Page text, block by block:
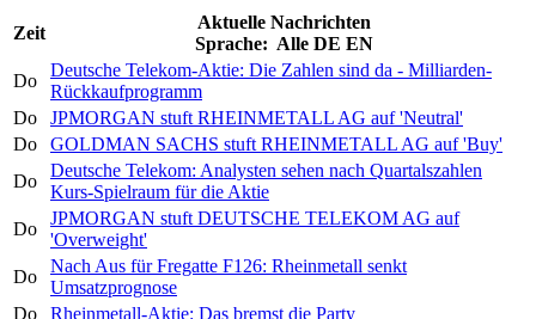
Zeit
Aktuelle Nachrichten
Sprache: Alle DE EN
Do
Deutsche Telekom-Aktie: Die Zahlen sind da - Milliarden-
Rückkaufprogramm
Do
JPMORGAN stuft RHEINMETALL AG auf 'Neutral'
Do
GOLDMAN SACHS stuft RHEINMETALL AG auf 'Buy'
Do
Deutsche Telekom: Analysten sehen nach Quartalszahlen
Kurs-Spielraum für die Aktie
Do
JPMORGAN stuft DEUTSCHE TELEKOM AG auf
'Overweight'
Do
Nach Aus für Fregatte F126: Rheinmetall senkt
Umsatzprognose
Do
Rheinmetall-Aktie: Das bremst die Party